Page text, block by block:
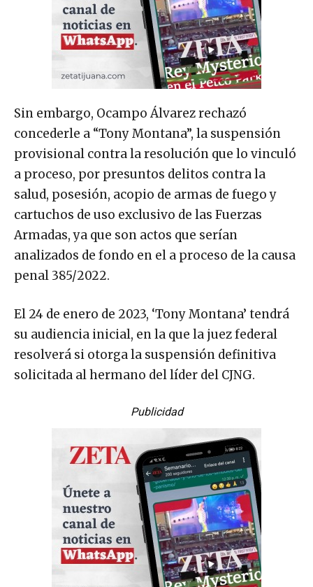
Sin embargo, Ocampo Álvarez rechazó
concederle a “Tony Montana”, la suspensión
provisional contra la resolución que lo vinculó
a proceso, por presuntos delitos contra la
salud, posesión, acopio de armas de fuego y
cartuchos de uso exclusivo de las Fuerzas
Armadas, ya que son actos que serían
analizados de fondo en el a proceso de la causa
penal 385/2022.
El 24 de enero de 2023, ‘Tony Montana’ tendrá
su audiencia inicial, en la que la juez federal
resolverá si otorga la suspensión definitiva
solicitada al hermano del líder del CJNG.
Publicidad